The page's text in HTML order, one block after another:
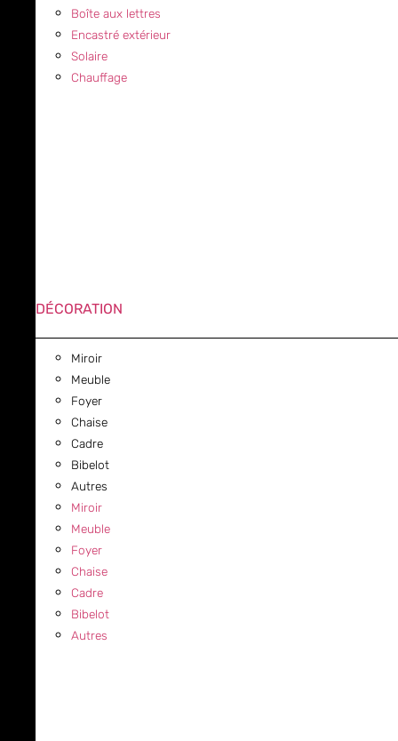
Boîte aux lettres
Encastré extérieur
Solaire
Chauffage
DÉCORATION
Miroir
Meuble
Foyer
Chaise
Cadre
Bibelot
Autres
Miroir
Meuble
Foyer
Chaise
Cadre
Bibelot
Autres